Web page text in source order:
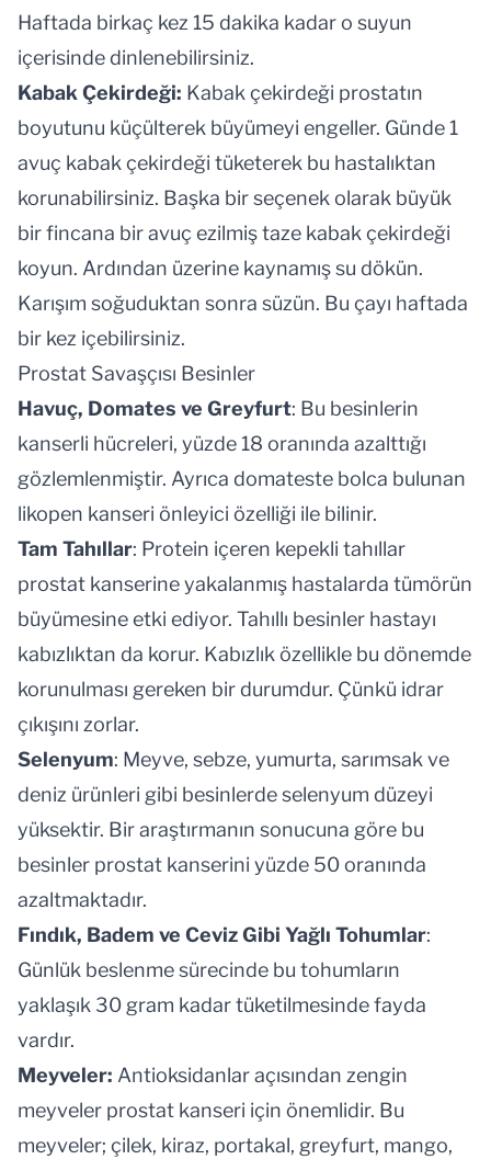
Haftada birkaç kez 15 dakika kadar o suyun
içerisinde dinlenebilirsiniz.
Kabak Çekirdeği: Kabak çekirdeği prostatın
boyutunu küçülterek büyümeyi engeller. Günde 1
avuç kabak çekirdeği tüketerek bu hastalıktan
korunabilirsiniz. Başka bir seçenek olarak büyük
bir fincana bir avuç ezilmiş taze kabak çekirdeği
koyun. Ardından üzerine kaynamış su dökün.
Karışım soğuduktan sonra süzün. Bu çayı haftada
bir kez içebilirsiniz.
Prostat Savaşçısı Besinler
Havuç, Domates ve Greyfurt: Bu besinlerin
kanserli hücreleri, yüzde 18 oranında azalttığı
gözlemlenmiştir. Ayrıca domateste bolca bulunan
likopen kanseri önleyici özelliği ile bilinir.
Tam Tahıllar: Protein içeren kepekli tahıllar
prostat kanserine yakalanmış hastalarda tümörün
büyümesine etki ediyor. Tahıllı besinler hastayı
kabızlıktan da korur. Kabızlık özellikle bu dönemde
korunulması gereken bir durumdur. Çünkü idrar
çıkışını zorlar.
Selenyum: Meyve, sebze, yumurta, sarımsak ve
deniz ürünleri gibi besinlerde selenyum düzeyi
yüksektir. Bir araştırmanın sonucuna göre bu
besinler prostat kanserini yüzde 50 oranında
azaltmaktadır.
Fındık, Badem ve Ceviz Gibi Yağlı Tohumlar:
Günlük beslenme sürecinde bu tohumların
yaklaşık 30 gram kadar tüketilmesinde fayda
vardır.
Meyveler: Antioksidanlar açısından zengin
meyveler prostat kanseri için önemlidir. Bu
meyveler; çilek, kiraz, portakal, greyfurt, mango,